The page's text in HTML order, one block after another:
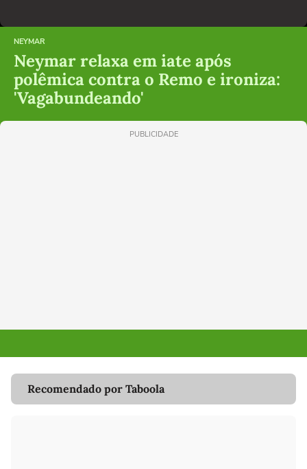
NEYMAR
Neymar relaxa em iate após
polêmica contra o Remo e ironiza:
'Vagabundeando'
PUBLICIDADE
Recomendado por Taboola